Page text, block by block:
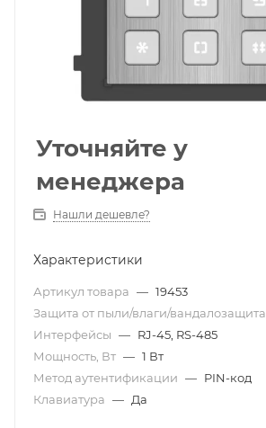
Уточняйте у
менеджера
Нашли дешевле?
Характеристики
Артикул товара — 19453
Защита от пыли/влаги/вандалозащита
Интерфейсы — RJ-45, RS-485
Мощность, Вт — 1 Вт
Метод аутентификации — PIN-код
Клавиатура — Да